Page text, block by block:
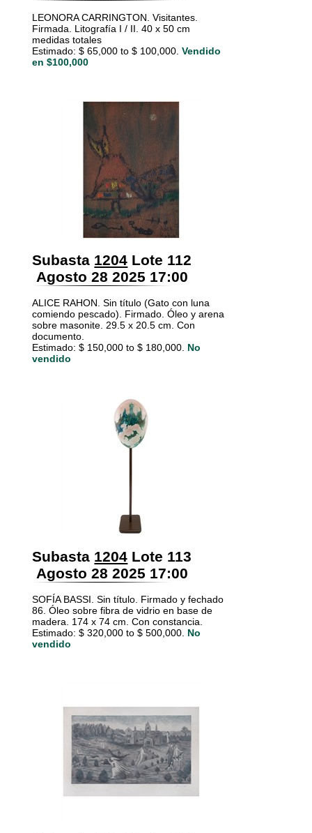
LEONORA CARRINGTON. Visitantes.
Firmada. Litografía I / II. 40 x 50 cm
medidas totales
Estimado: $ 65,000 to $ 100,000. Vendido
en $100,000
Subasta 1204 Lote 112
Agosto 28 2025 17:00
ALICE RAHON. Sin título (Gato con luna
comiendo pescado). Firmado. Óleo y arena
sobre masonite. 29.5 x 20.5 cm. Con
documento.
Estimado: $ 150,000 to $ 180,000. No
vendido
Subasta 1204 Lote 113
Agosto 28 2025 17:00
SOFÍA BASSI. Sin título. Firmado y fechado
86. Óleo sobre fibra de vidrio en base de
madera. 174 x 74 cm. Con constancia.
Estimado: $ 320,000 to $ 500,000. No
vendido